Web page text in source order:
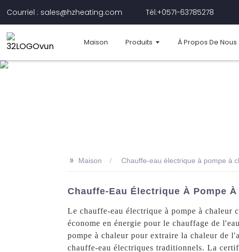
Courriel : sales@hzheating.com Tél:+0571-63785278
Maison Produits À Propos De Nous
>> Maison Chauffe-eau électrique à pompe à
Chauffe-Eau Électrique À Pompe
Le chauffe-eau électrique à pompe à
économe en énergie pour le chauffage de
pompe à chaleur pour extraire la chaleur de
chauffe-eau électriques traditionnels. La